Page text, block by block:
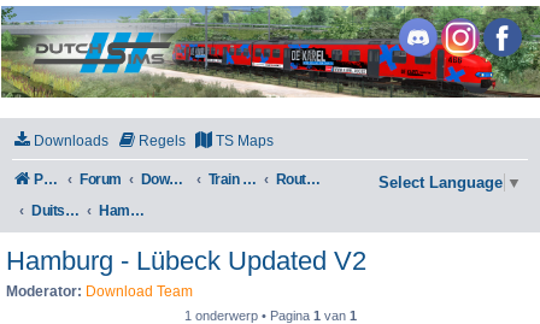
DutchSims
Downloads Regels TS Maps
Portal Forum Downloads Train Simulator Classic
Routes en Scenarios
Duitsland
Hamburg - Lübeck Updated V2
Select Language ▼
Hamburg - Lübeck Updated V2
Moderator: Download Team
1 onderwerp • Pagina 1 van 1